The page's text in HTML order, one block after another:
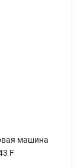
машина
F